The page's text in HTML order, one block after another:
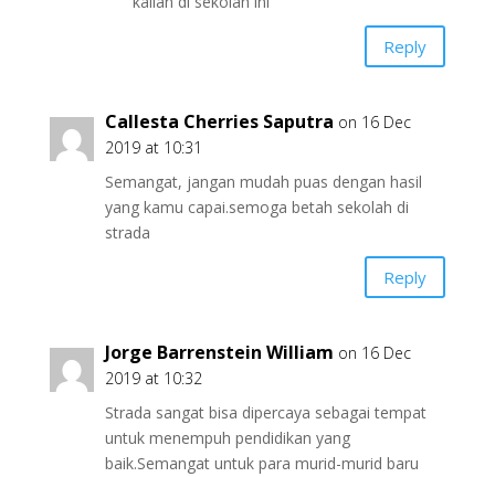
Reply
Callesta Cherries Saputra on 16 Dec
2019 at 10:31
Semangat, jangan mudah puas dengan hasil
yang kamu capai.semoga betah sekolah di
strada
Reply
Jorge Barrenstein William on 16 Dec
2019 at 10:32
Strada sangat bisa dipercaya sebagai tempat
untuk menempuh pendidikan yang
baik.Semangat untuk para murid-murid baru